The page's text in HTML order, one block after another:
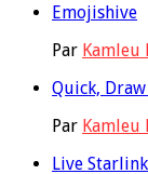
Emojishive
Par Kamleu
Quick, Draw
Par Kamleu
Live Starlink